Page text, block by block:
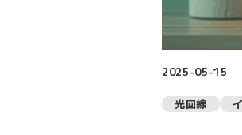
2025-05-15
光回線